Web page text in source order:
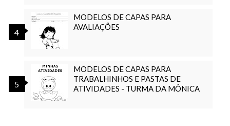
MODELOS DE CAPAS PARA
AVALIAÇÕES
MODELOS DE CAPAS PARA
TRABALHINHOS E PASTAS DE
ATIVIDADES - TURMA DA MÔNICA